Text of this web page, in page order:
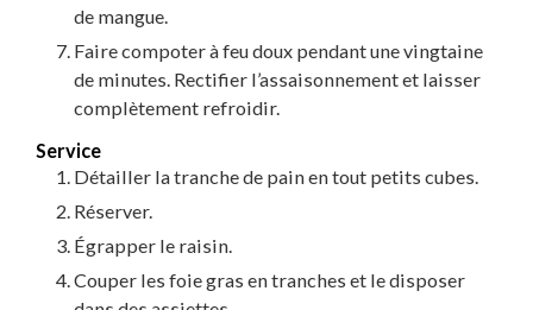
de mangue.
Faire compoter à feu doux pendant une vingtaine
de minutes. Rectifier l’assaisonnement et laisser
complètement refroidir.
Service
Détailler la tranche de pain en tout petits cubes.
Réserver.
Égrapper le raisin.
Couper les foie gras en tranches et le disposer